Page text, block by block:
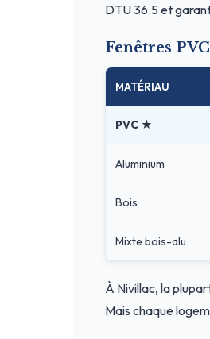
DTU 36.5 et
Fenêtres
MATÉRIAU
PVC ★
Aluminium
Bois
Mixte bois-alu
À Nivillac, la
Mais chaque